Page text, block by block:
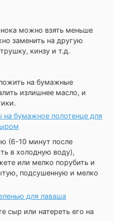
можно взять меньше
заменить на другую
кинзу и т.д.
на бумажные
излишнее масло, и
(6-10 минут после
в холодную воду),
или мелко порубить и
подсушенную и мелко
сыр или натереть его на